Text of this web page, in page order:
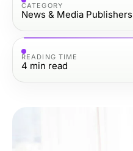
CATEGORY
News & Media Publishers
READING TIME
4 min read